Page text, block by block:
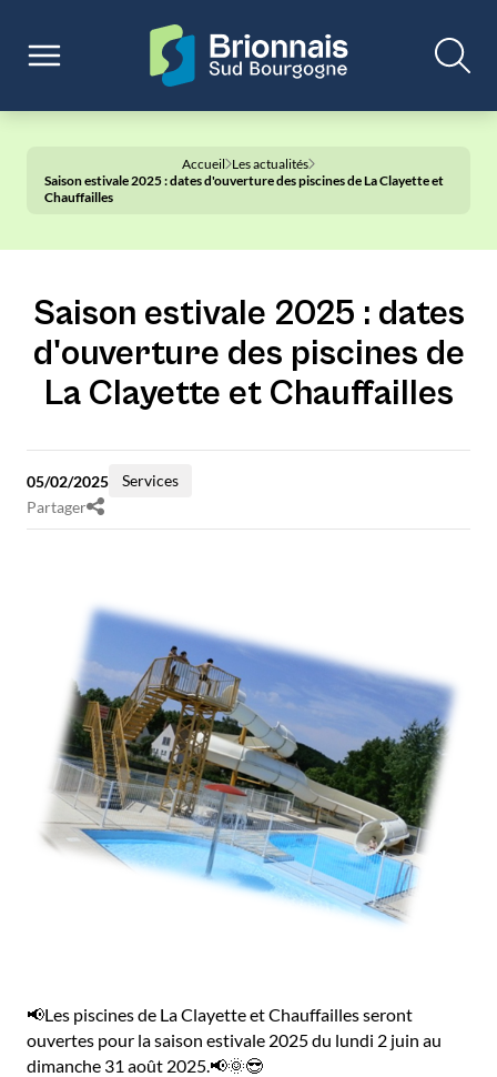
Accueil Les actualités
Saison estivale 2025 : dates d'ouverture des piscines de La Clayette et
Chauffailles
Saison estivale 2025 : dates
d'ouverture des piscines de
La Clayette et Chauffailles
05/02/2025
Services
Partager
📢Les piscines de La Clayette et Chauffailles seront
ouvertes pour la saison estivale 2025 du lundi 2 juin au
dimanche 31 août 2025.📢🌞😎